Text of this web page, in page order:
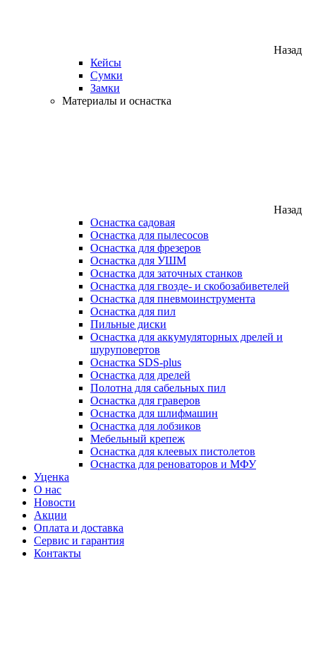
Назад
Кейсы
Сумки
Замки
Материалы и оснастка
Назад
Оснастка садовая
Оснастка для пылесосов
Оснастка для фрезеров
Оснастка для УШМ
Оснастка для заточных станков
Оснастка для гвозде- и скобозабиветелей
Оснастка для пневмоинструмента
Оснастка для пил
Пильные диски
Оснастка для аккумуляторных дрелей и
шуруповертов
Оснастка SDS-plus
Оснастка для дрелей
Полотна для сабельных пил
Оснастка для граверов
Оснастка для шлифмашин
Оснастка для лобзиков
Мебельный крепеж
Оснастка для клеевых пистолетов
Оснастка для реноваторов и МФУ
Уценка
О нас
Новости
Акции
Оплата и доставка
Сервис и гарантия
Контакты